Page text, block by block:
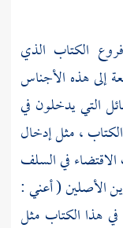
الكتاب الذي
إلى هذه الأجناس
التي يدخلون في
، مثل إدخال
في السلف
الأصلين ( أعني :
هذا الكتاب مثل